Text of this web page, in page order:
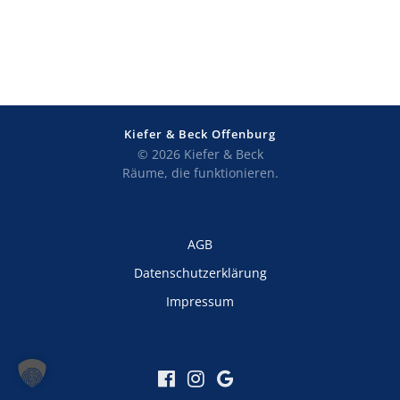
Kiefer & Beck Offenburg
© 2026 Kiefer & Beck
Räume, die funktionieren.
AGB
Datenschutzerklärung
Impressum